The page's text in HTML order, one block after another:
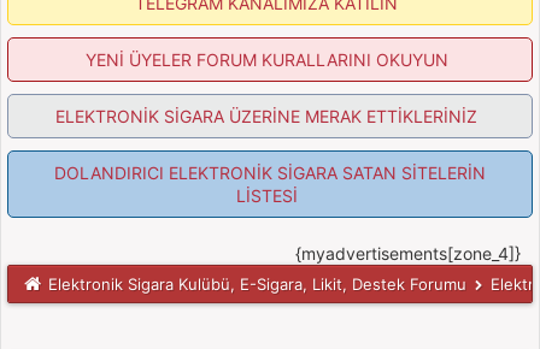
YENİ ÜYELER FORUM KURALLARINI OKUYUN
ELEKTRONİK SİGARA ÜZERİNE MERAK ETTİKLERİNİZ
DOLANDIRICI ELEKTRONİK SİGARA SATAN SİTELERİN
LİSTESİ
{myadvertisements[zone_4]}
Elektronik Sigara Kulübü, E-Sigara, Likit, Destek Forumu